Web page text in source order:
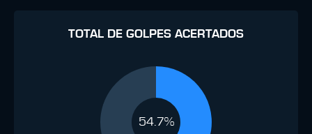
TOTAL DE GOLPES ACERTADOS
54.7%